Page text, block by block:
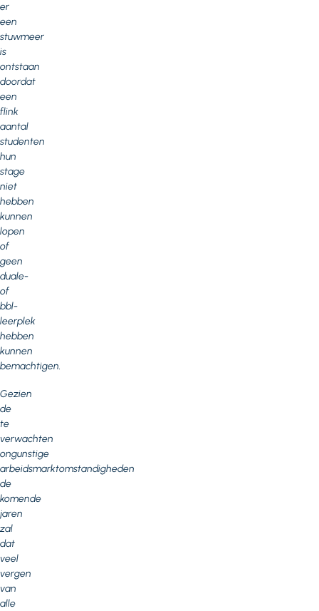
er
een
stuwmeer
is
ontstaan
doordat
een
flink
aantal
studenten
hun
stage
niet
hebben
kunnen
lopen
of
geen
duale-
of
bbl-
leerplek
hebben
kunnen
bemachtigen.
Gezien
de
te
verwachten
ongunstige
arbeidsmarktomstandigheden
de
komende
jaren
zal
dat
veel
vergen
van
alle